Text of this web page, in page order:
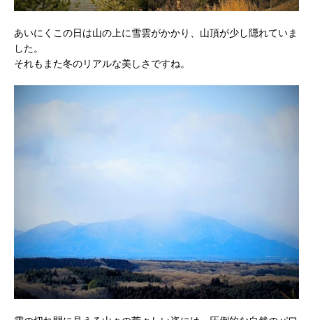
あいにくこの日は山の上に雪雲がかかり、山頂が少し隠れていま
した。
それもまた冬のリアルな美しさですね。